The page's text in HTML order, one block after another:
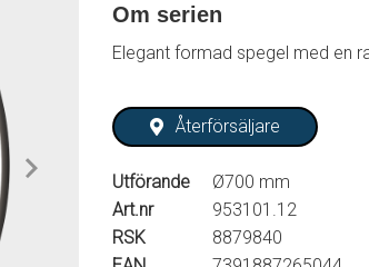
Om serien
Elegant formad spegel med en
Återförsäljare
Utförande
Ø700 mm
Art.nr
953101.12
RSK
8879840